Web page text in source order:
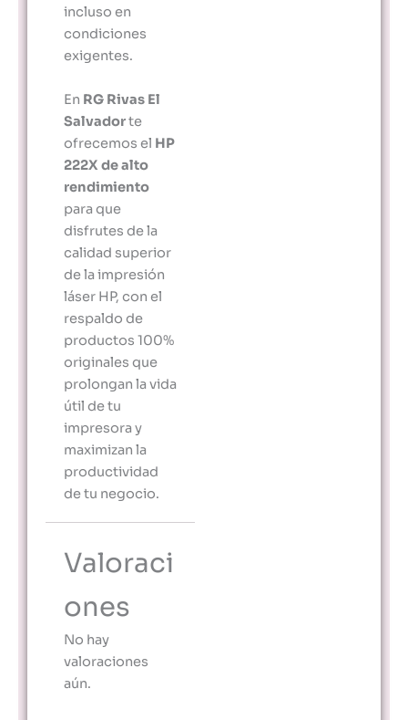
incluso en
condiciones
exigentes.
En RG Rivas El
Salvadorte
ofrecemos el HP
222X de alto
rendimiento
para que
disfrutes de la
calidad superior
de la impresión
láser HP, con el
respaldo de
productos 100%
originales que
prolongan la vida
útil de tu
impresora y
maximizan la
productividad
de tu negocio.
Valoraci
ones
No hay
valoraciones
aún.